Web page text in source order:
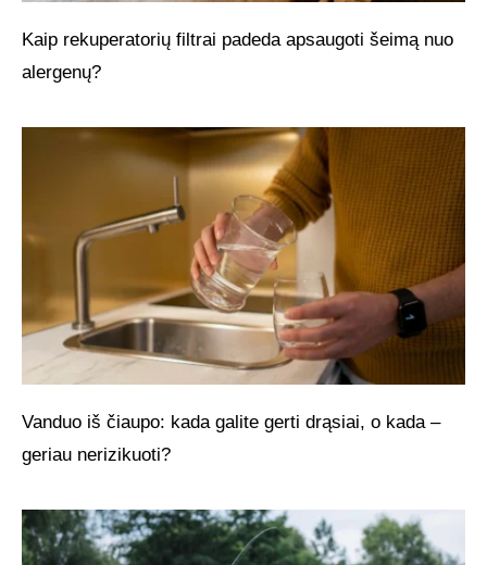
Kaip rekuperatorių filtrai padeda apsaugoti šeimą nuo
alergenų?
Vanduo iš čiaupo: kada galite gerti drąsiai, o kada –
geriau nerizikuoti?